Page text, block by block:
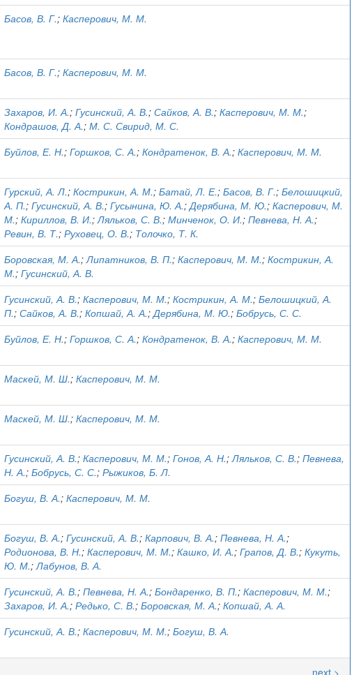
Басов, В. Г.; Касперович, М. М.
Басов, В. Г.; Касперович, М. М.
Захаров, И. А.; Гусинский, А. В.; Сайков, А. В.; Касперович, М. М.;
Кондрашов, Д. А.; М. С. Свирид, М. С.
Буйлов, Е. Н.; Горшков, С. А.; Кондратенок, В. А.; Касперович, М. М.
Гурский, А. Л.; Кострикин, А. М.; Батай, Л. Е.; Басов, В. Г.; Белошицкий,
А. П.; Гусинский, А. В.; Гусынина, Ю. А.;Дерябина, М. Ю.; Касперович, М.
М.; Кириллов, В. И.;Ляльков, С. В.; Минченок, О. И.; Певнева, Н. А.;
Ревин, В. Т.; Руховец, О. В.; Толочко, Т. К.
Боровская, М. А.;Липатников, В. П.; Касперович, М. М.; Кострикин, А.
М.; Гусинский, А. В.
Гусинский, А. В.; Касперович, М. М.; Кострикин, А. М.; Белошицкий, А.
П.; Сайков, А. В.; Копшай, А. А.;Дерябина, М. Ю.; Бобрусь, С. С.
Буйлов, Е. Н.; Горшков, С. А.; Кондратенок, В. А.; Касперович, М. М.
Маскей, М. Ш.; Касперович, М. М.
Маскей, М. Ш.; Касперович, М. М.
Гусинский, А. В.; Касперович, М. М.; Гонов, А. Н.;Ляльков, С. В.; Певнева,
Н. А.; Бобрусь, С. С.; Рыжиков, Б. Л.
Богуш, В. А.; Касперович, М. М.
Богуш, В. А.; Гусинский, А. В.; Карпович, В. А.; Певнева, Н. А.;
Родионова, В. Н.; Касперович, М. М.; Кашко, И. А.; Грапов, Д. В.; Кукуть,
Ю. М.;Лабунов, В. А.
Гусинский, А. В.; Певнева, Н. А.; Бондаренко, В. П.; Касперович, М. М.;
Захаров, И. А.; Редько, С. В.; Боровская, М. А.; Копшай, А. А.
Гусинский, А. В.; Касперович, М. М.; Богуш, В. А.
next >